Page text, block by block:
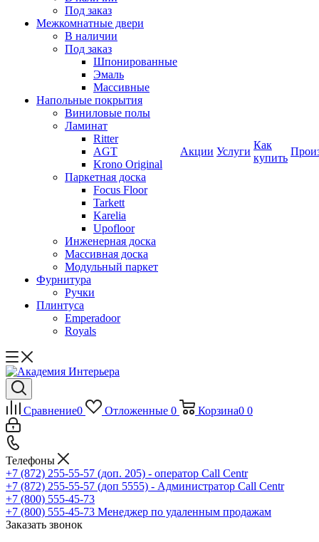
Под заказ
Межкомнатные двери
В наличии
Под заказ
Шпонированные
Эмаль
Массивные
Напольные покрытия
Виниловые полы
Ламинат
Ritter
AGT
Krono Original
Паркетная доска
Focus Floor
Tarkett
Karelia
Upofloor
Инженерная доска
Массивная доска
Модульный паркет
Фурнитура
Ручки
Плинтуса
Emperadoor
Royals
Акции Услуги
Как
купить
Сравнение0 Отложенные 0 Корзина0 0
Телефоны
+7 (872) 255-55-57 (доп. 205) - оператор Call Centr
+7 (872) 255-55-57 (доп 5555) - Администратор Call Centr
+7 (800) 555-45-73
+7 (800) 555-45-73 Менеджер по удаленным продажам
Заказать звонок